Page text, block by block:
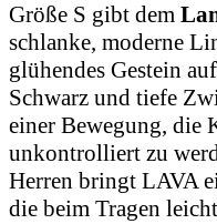
Größe S gibt dem
schlanke, moderne
glühendes Gestein
Schwarz und tiefe
einer Bewegung, die
unkontrolliert zu
Herren bringt LAVA
die beim Tragen